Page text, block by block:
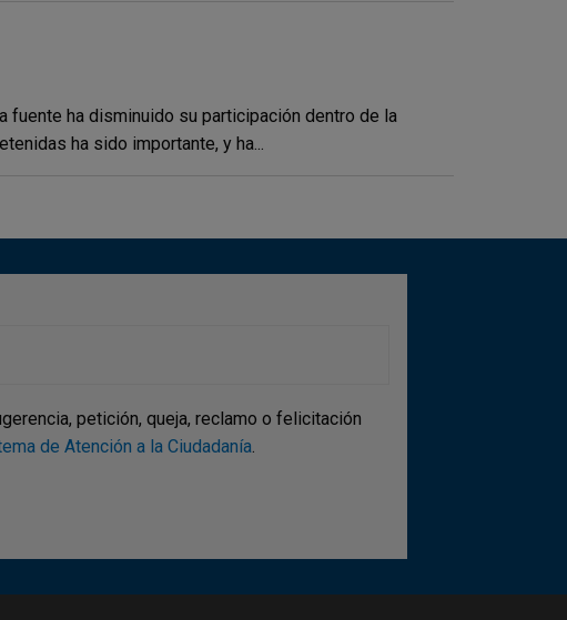
fuente ha disminuido su participación dentro de la
ha sido importante, y ha...
petición, queja, reclamo o felicitación
de Atención a la Ciudadanía.